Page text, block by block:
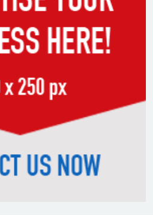
দুর্জয়কেও আলোচনায় আনতে
বললেন তামিম
বিএনপির প্রতি আস্থা হারাচ্ছি:
সংসদে নাহিদ ইসলামের মন্তব্য
নিপীড়নের আশঙ্কা জানালে ভিসা নয়